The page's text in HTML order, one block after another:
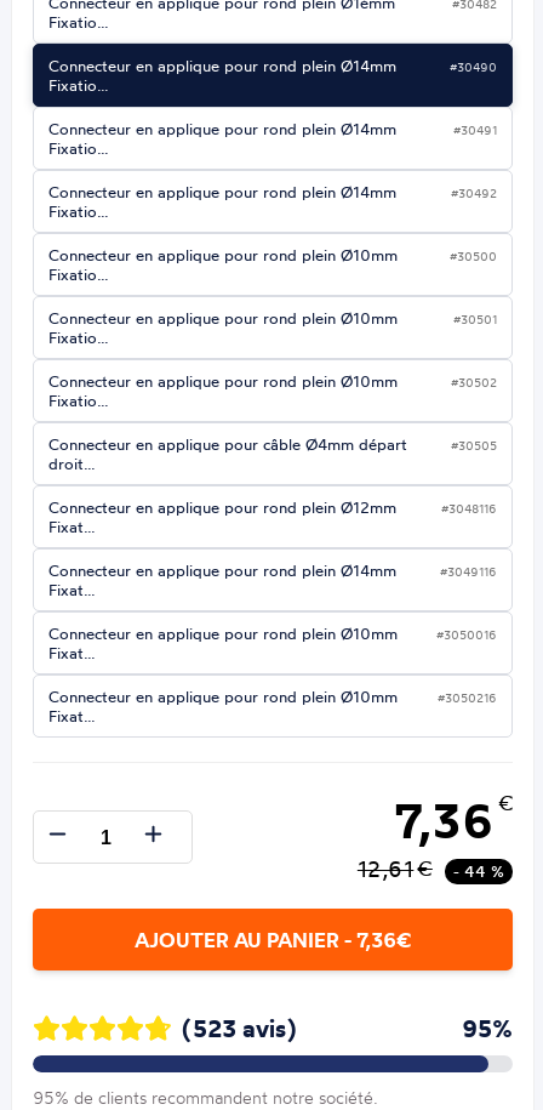
Fixatio…
#30482
Connecteur en applique pour rond plein Ø14mm
Fixatio…
#30490
Connecteur en applique pour rond plein Ø14mm
Fixatio…
#30491
Connecteur en applique pour rond plein Ø14mm
Fixatio…
#30492
Connecteur en applique pour rond plein Ø10mm
Fixatio…
#30500
Connecteur en applique pour rond plein Ø10mm
Fixatio…
#30501
Connecteur en applique pour rond plein Ø10mm
Fixatio…
#30502
Connecteur en applique pour câble Ø4mm départ
droit…
#30505
Connecteur en applique pour rond plein Ø12mm
Fixat…
#3048116
Connecteur en applique pour rond plein Ø14mm
Fixat…
#3049116
Connecteur en applique pour rond plein Ø10mm
Fixat…
#3050016
Connecteur en applique pour rond plein Ø10mm
Fixat…
#3050216
7,36 €
12,61€ - 44 %
AJOUTER AU PANIER - 7,36€
(523 avis) 95%
95% de clients recommandent notre société.